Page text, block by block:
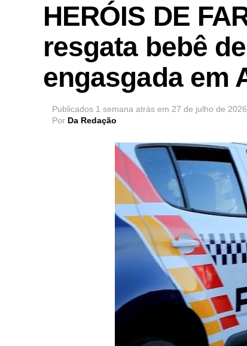
HERÓIS DE
resgata bebê
engasgada em
Publicados 1 semana atrás em 27 de julho de 2026
Por Da Redação